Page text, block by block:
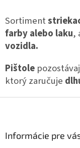
Sortiment
farby alebo laku,
vozidla.
Pištole
ktorý zaručuje
Informácie pre